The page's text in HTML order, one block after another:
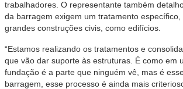
trabalhadores. O representante também
da barragem exigem um tratamento
grandes construções civis, como edifícios.
“Estamos realizando os tratamentos e
que vão dar suporte às estruturas. É como em
fundação é a parte que ninguém vê, mas é
barragem, esse processo é ainda mais